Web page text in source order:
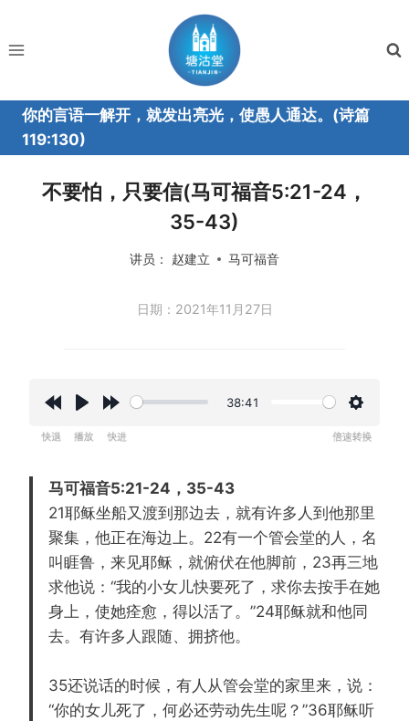
内
你的言语一解开，就发出亮光，使愚人通达。(诗篇
119:130)
不要怕，只要信(马可福音5:21-24，
35-43)
讲员： 赵建立 马可福音
日期：2021年11月27日
d
1
5
s
y
w
a
d
1
5
38:41
马可福音5:21-24，35-43
21耶稣坐船又渡到那边去，就有许多人到他那里
聚集，他正在海边上。22有一个管会堂的人，名
叫睚鲁，来见耶稣，就俯伏在他脚前，23再三地
求他说：“我的小女儿快要死了，求你去按手在她
身上，使她痊愈，得以活了。”24耶稣就和他同
去。有许多人跟随、拥挤他。
35还说话的时候，有人从管会堂的家里来，说：
“你的女儿死了，何必还劳动先生呢？”36耶稣听